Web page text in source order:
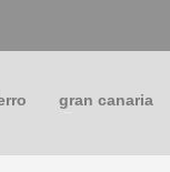
gran canaria